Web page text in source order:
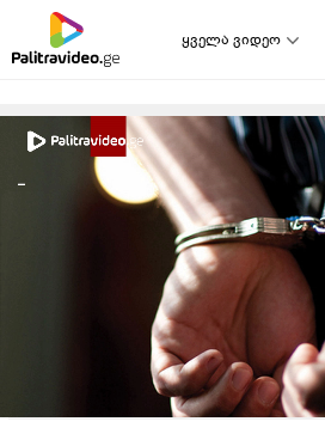
ყველა ვიდეო